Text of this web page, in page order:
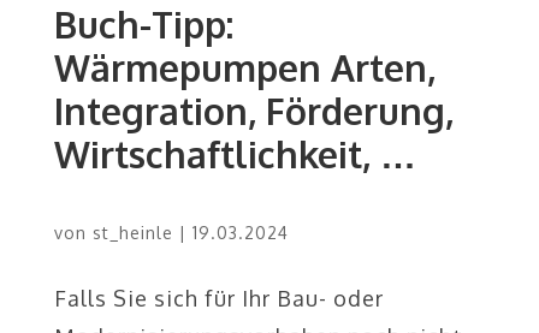
Buch-Tipp:
Wärmepumpen Arten,
Integration, Förderung,
Wirtschaftlichkeit, …
von st_heinle | 19.03.2024
Falls Sie sich für Ihr Bau- oder